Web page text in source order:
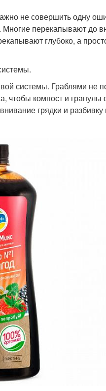
не совершить одну
перекапывают до
глубоко, а
системы. Граблями не
чтобы компост и гранулы
грядки и разбивку